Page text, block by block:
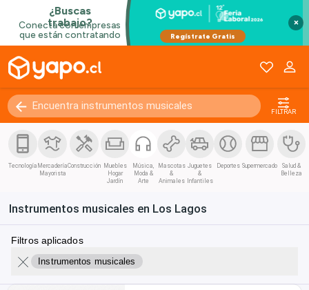
×
FILTRAR
Tecnología Mercadería
Mayorista
Construcción Muebles
Hogar
Jardín
Música,
Moda &
Arte
Mascotas
&
Animales
Juguetes
&
Infantiles
Deportes Supermercado
Salud &
Belleza
Instrumentos musicales en Los Lagos
Filtros aplicados
Instrumentos musicales